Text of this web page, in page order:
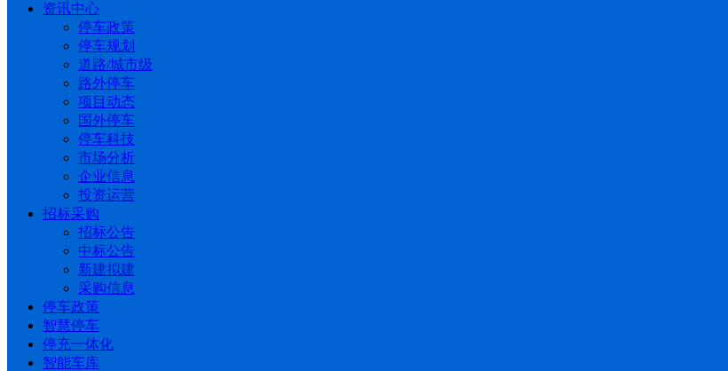
资讯中心
停车政策
停车规划
道路/城市级
路外停车
项目动态
国外停车
停车科技
市场分析
企业信息
投资运营
招标采购
招标公告
中标公告
新建拟建
采购信息
停车政策
智慧停车
停充一体化
智能车库